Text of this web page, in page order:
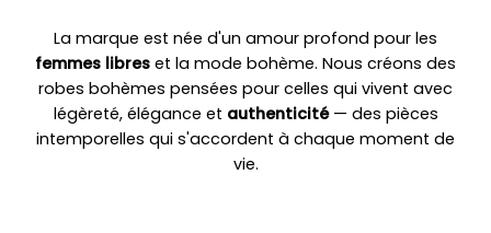
La marque est née d'un amour profond pour les
femmes libres et la mode bohème. Nous créons des
robes bohèmes pensées pour celles qui vivent avec
légèreté, élégance et authenticité— des pièces
intemporelles qui s'accordent à chaque moment de
vie.